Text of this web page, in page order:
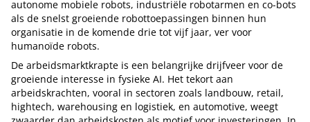
autonome mobiele robots, industriële robotarmen en co-bots
als de snelst groeiende robottoepassingen binnen hun
organisatie in de komende drie tot vijf jaar, ver voor
humanoïde robots.
De arbeidsmarktkrapte is een belangrijke drijfveer voor de
groeiende interesse in fysieke AI. Het tekort aan
arbeidskrachten, vooral in sectoren zoals landbouw, retail,
hightech, warehousing en logistiek, en automotive, weegt